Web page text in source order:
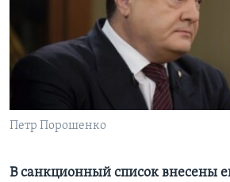
Learning English
Петр Порошенко
В санкционный список внесены